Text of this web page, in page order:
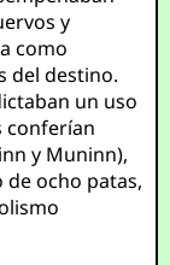
y
como
del destino.
un uso
conferían
y Muninn),
de ocho patas,